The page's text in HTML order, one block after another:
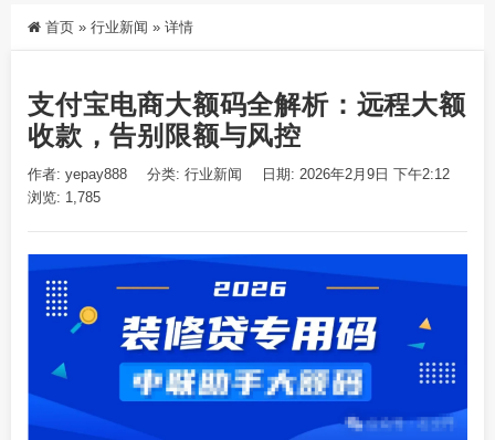
首页 » 行业新闻 » 详情
支付宝电商大额码全解析：远程大额
收款，告别限额与风控
作者: yepay888 分类: 行业新闻
日期: 2026年2月9日 下午2:12
浏览: 1,785